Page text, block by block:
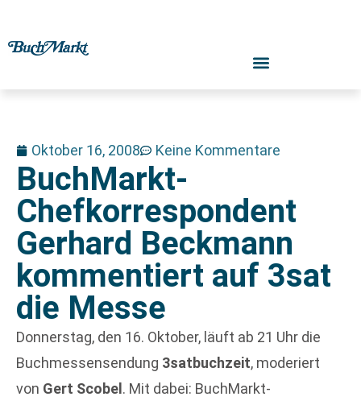
Oktober 16, 2008 Keine Kommentare
BuchMarkt-
Chefkorrespondent
Gerhard Beckmann
kommentiert auf 3sat
die Messe
Donnerstag, den 16. Oktober, läuft ab 21 Uhr die
Buchmessensendung 3satbuchzeit, moderiert
von Gert Scobel . Mit dabei: BuchMarkt-